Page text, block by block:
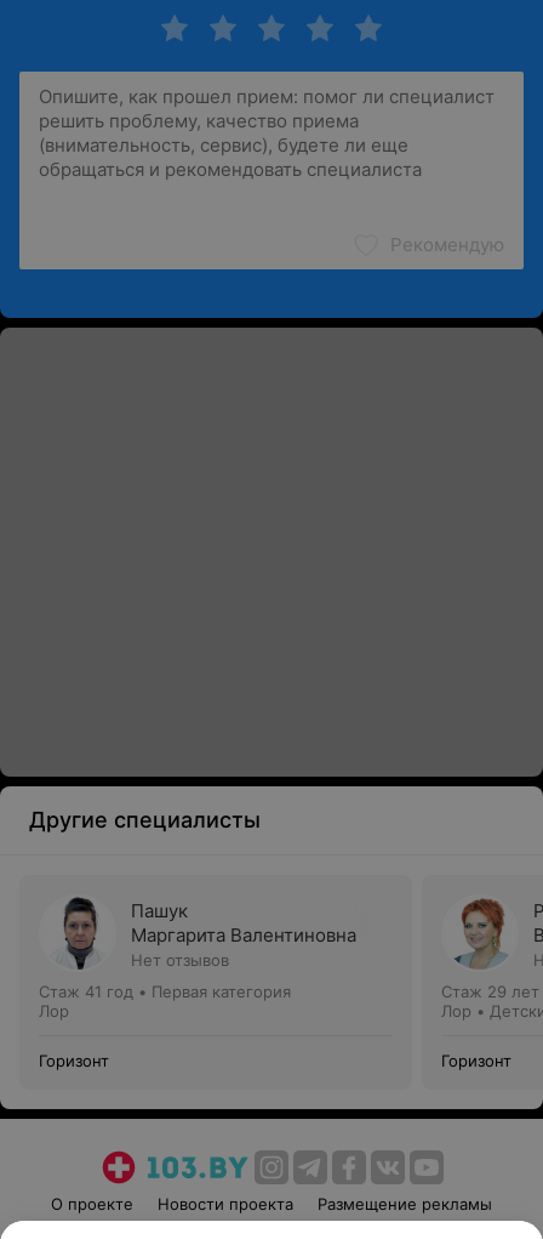
Рекомендую
Другие специалисты
Пашук
Маргарита Валентиновна
Нет отзывов
Стаж 41 год • Первая категория
Лор
Горизонт
Стаж 29 лет
Лор •
Горизонт
О проекте Новости проекта
Размещение рекламы